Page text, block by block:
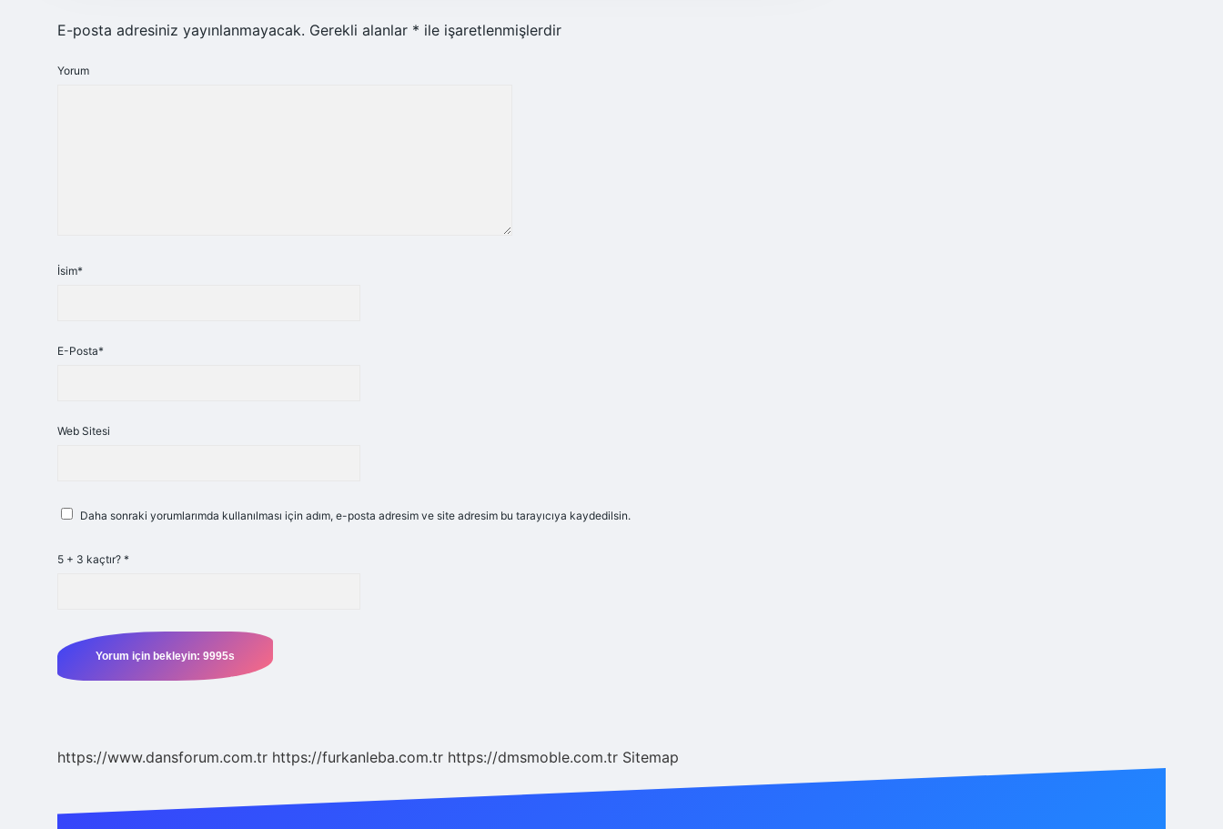
E-posta adresiniz yayınlanmayacak. Gerekli alanlar * ile işaretlenmişlerdir
Yorum
İsim*
E-Posta*
Web Sitesi
Daha sonraki yorumlarımda kullanılması için adım, e-posta adresim ve site adresim bu tarayıcıya kaydedilsin.
5 + 3 kaçtır? *
https://www.dansforum.com.tr https://furkanleba.com.tr https://dmsmoble.com.tr Sitemap